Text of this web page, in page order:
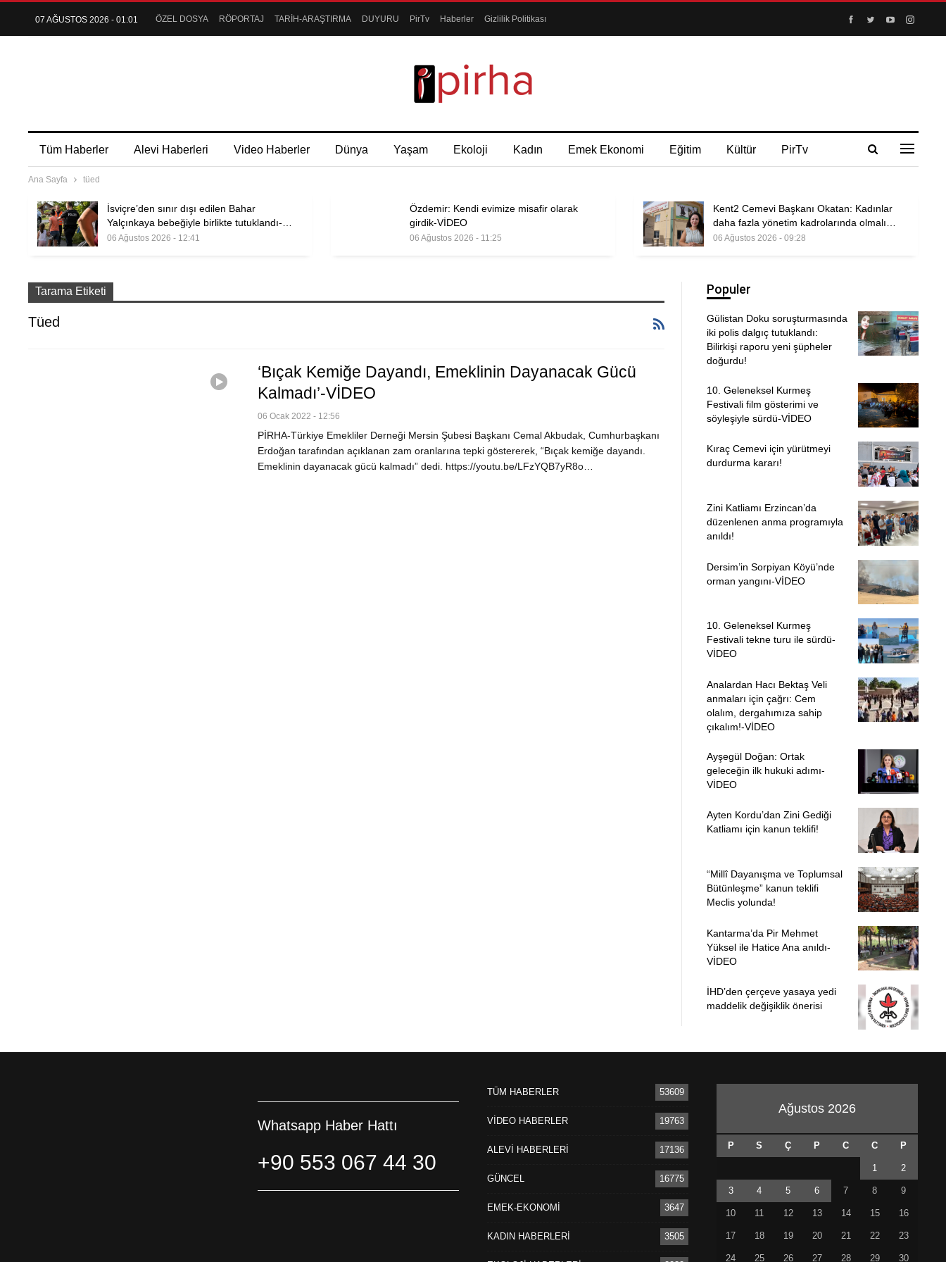
07 AĞUSTOS 2026 - 01:01 ÖZEL DOSYA RÖPORTAJ TARİH-ARAŞTIRMA DUYURU PirTv Haberler Gizlilik Politikası
Tüm Haberler Alevi Haberleri Video Haberler Dünya Yaşam Ekoloji Kadın Emek Ekonomi Eğitim Kültür PirTv
Ana Sayfa tüed
İsviçre’den sınır dışı edilen Bahar
Yalçınkaya bebeğiyle birlikte tutuklandı-…
06 Ağustos 2026 - 12:41
Özdemir: Kendi evimize misafir olarak
girdik-VİDEO
06 Ağustos 2026 - 11:25
Kent2 Cemevi Başkanı Okatan: Kadınlar
daha fazla yönetim kadrolarında olmalı…
06 Ağustos 2026 - 09:28
Tarama Etiketi
Tüed
‘Bıçak Kemiğe Dayandı, Emeklinin Dayanacak Gücü
Kalmadı’-VİDEO
06 Ocak 2022 - 12:56
PİRHA-Türkiye Emekliler Derneği Mersin Şubesi Başkanı Cemal Akbudak, Cumhurbaşkanı
Erdoğan tarafından açıklanan zam oranlarına tepki göstererek, “Bıçak kemiğe dayandı.
Emeklinin dayanacak gücü kalmadı” dedi. https://youtu.be/LFzYQB7yR8o…
Populer
Gülistan Doku soruşturmasında
iki polis dalgıç tutuklandı:
Bilirkişi raporu yeni şüpheler
doğurdu!
10. Geleneksel Kurmeş
Festivali film gösterimi ve
söyleşiyle sürdü-VİDEO
Kıraç Cemevi için yürütmeyi
durdurma kararı!
Zini Katliamı Erzincan’da
düzenlenen anma programıyla
anıldı!
Dersim’in Sorpiyan Köyü’nde
orman yangını-VİDEO
10. Geleneksel Kurmeş
Festivali tekne turu ile sürdü-
VİDEO
Analardan Hacı Bektaş Veli
anmaları için çağrı: Cem
olalım, dergahımıza sahip
çıkalım!-VİDEO
Ayşegül Doğan: Ortak
geleceğin ilk hukuki adımı-
VİDEO
Ayten Kordu’dan Zini Gediği
Katliamı için kanun teklifi!
“Millî Dayanışma ve Toplumsal
Bütünleşme” kanun teklifi
Meclis yolunda!
Kantarma’da Pir Mehmet
Yüksel ile Hatice Ana anıldı-
VİDEO
İHD’den çerçeve yasaya yedi
maddelik değişiklik önerisi
Whatsapp Haber Hattı
+90 553 067 44 30
TÜM HABERLER 53609
VİDEO HABERLER 19763
ALEVİ HABERLERİ 17136
GÜNCEL 16775
EMEK-EKONOMİ 3647
KADIN HABERLERİ 3505
Ağustos 2026
P S Ç P C C P
1 2
3 4 5 6 7 8 9
10 11 12 13 14 15 16
17 18 19 20 21 22 23
24 25 26 27 28 29 30